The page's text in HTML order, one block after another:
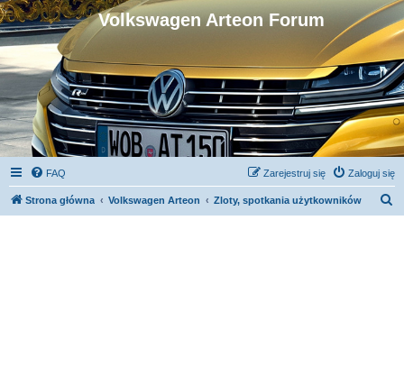
Volkswagen Arteon Forum
FAQ Zaloguj się
Zarejestruj się
Strona główna Volkswagen Arteon Zloty, spotkania użytkowników